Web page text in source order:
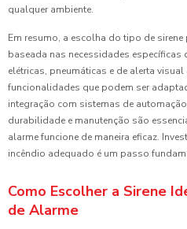
qualquer ambiente.
Em resumo, a escolha do tipo de
baseada nas necessidades específicas
elétricas, pneumáticas e de alerta visual
funcionalidades que podem ser
integração com sistemas de
durabilidade e manutenção são
alarme funcione de maneira eficaz.
incêndio adequado é um passo
Como Escolher a Sirene
de Alarme